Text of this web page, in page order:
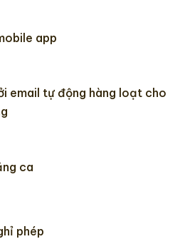
app
email tự động hàng loạt cho
ca
phép